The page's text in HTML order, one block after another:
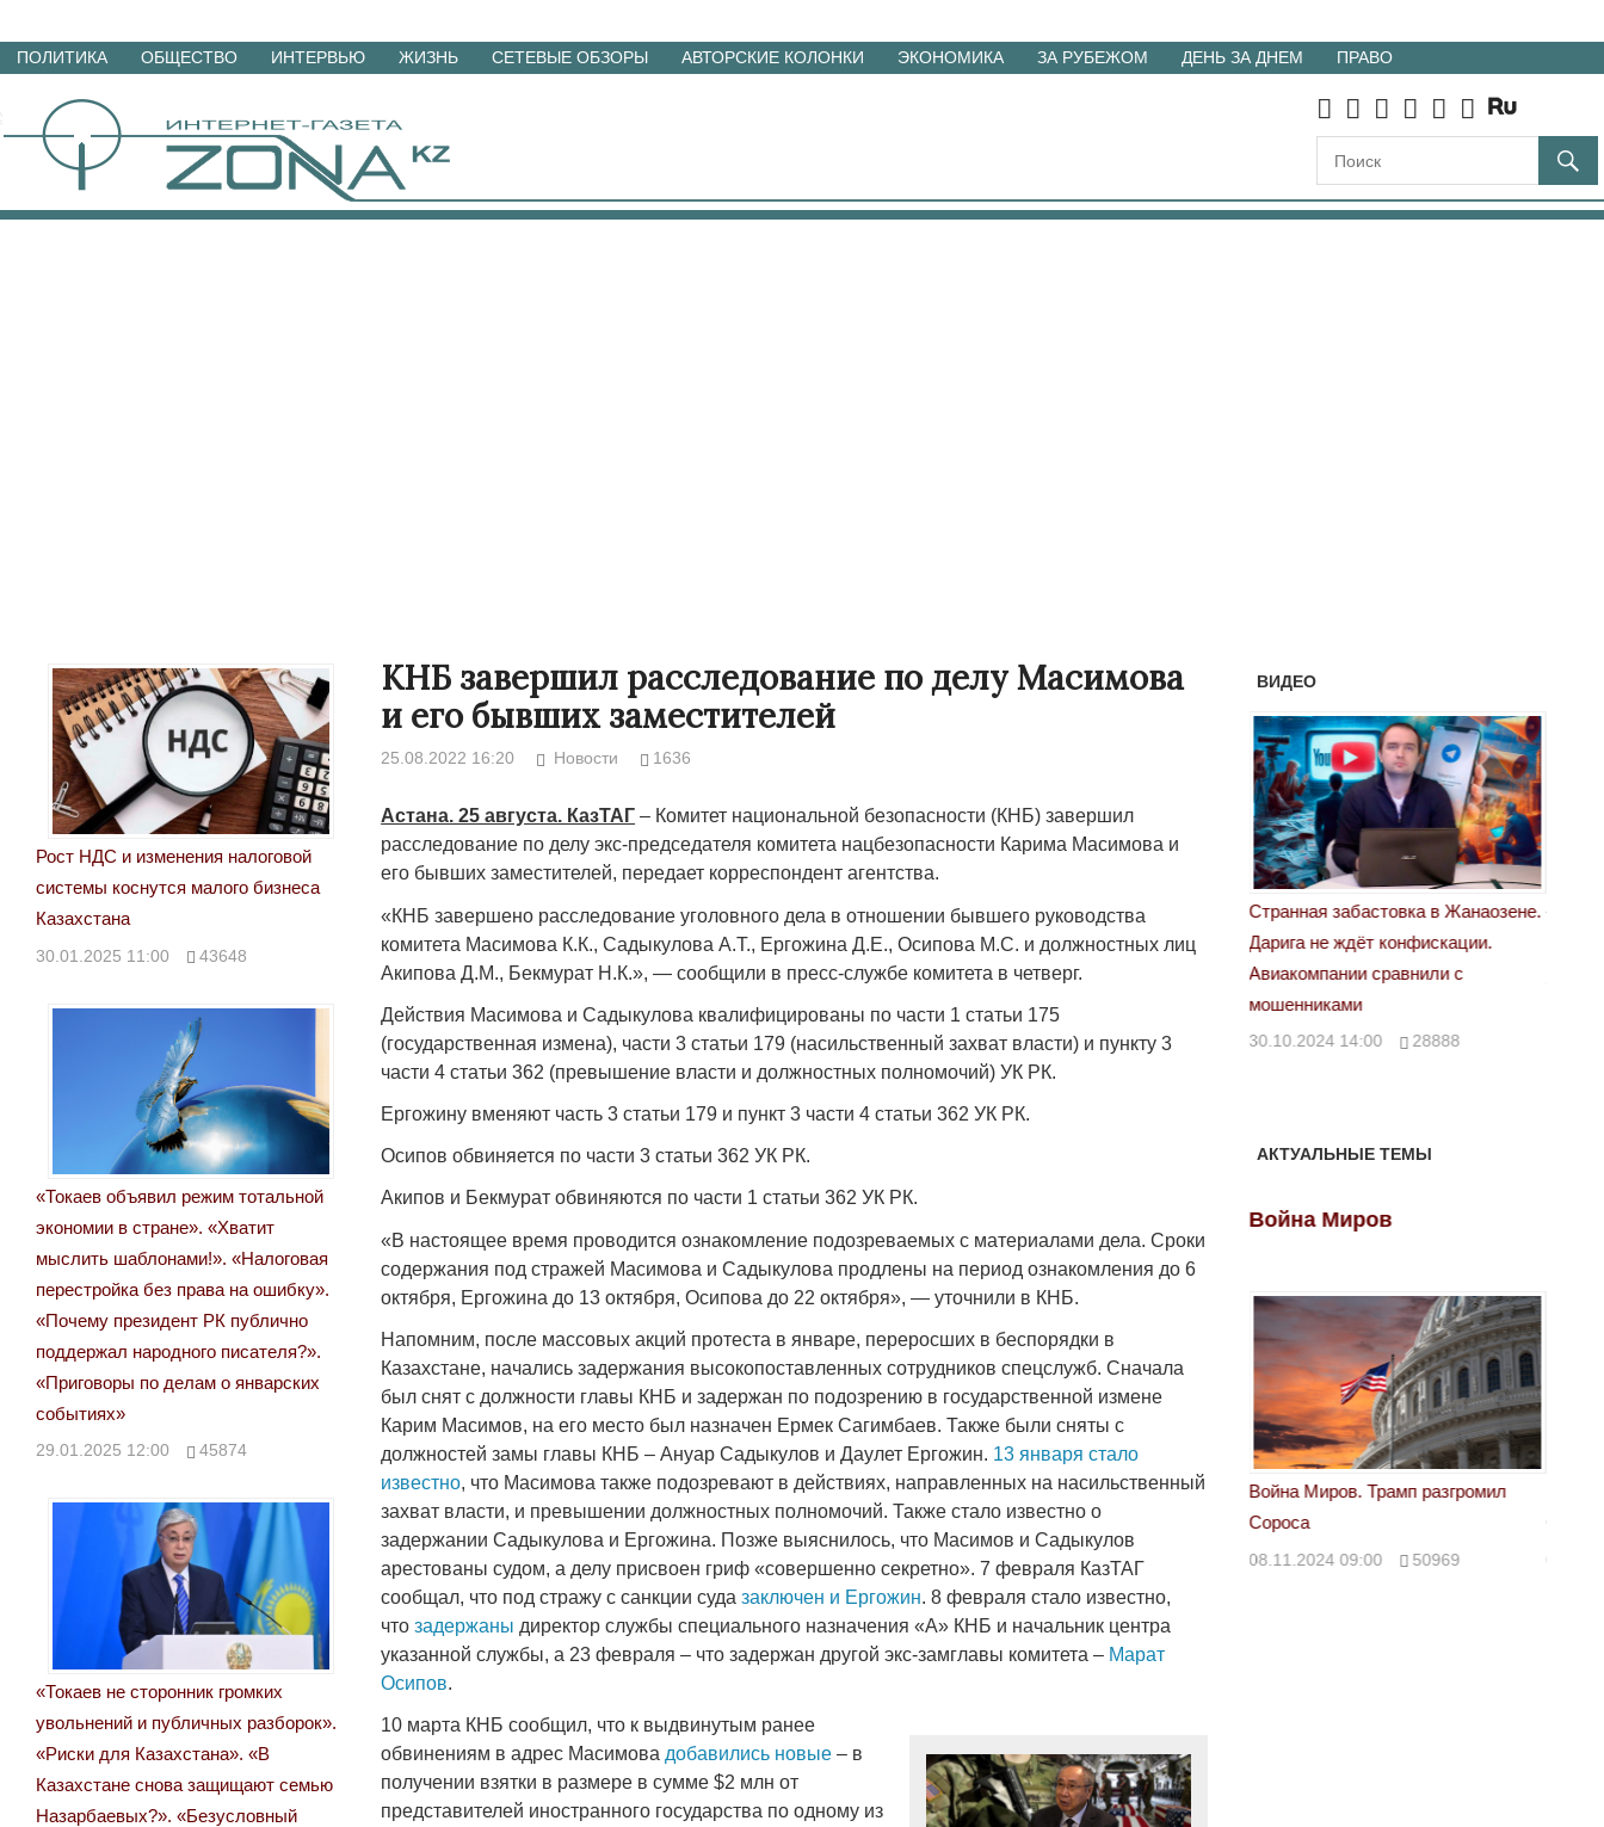
Перейти
материалам
ПОЛИТИКА ОБЩЕСТВО ИНТЕРВЬЮ ЖИЗНЬ СЕТЕВЫЕ ОБЗОРЫ АВТОРСКИЕ КОЛОНКИ ЭКОНОМИКА ЗА РУБЕЖОМ ДЕНЬ ЗА ДНЕМ ПРАВО
КНБ завершил расследование по делу Масимова
и его бывших заместителей
25.08.2022 16:20 Новости 1636
Астана. 25 августа. КазТАГ – Комитет национальной безопасности (КНБ) завершил
расследование по делу экс-председателя комитета нацбезопасности Карима Масимова и
его бывших заместителей, передает корреспондент агентства.
«КНБ завершено расследование уголовного дела в отношении бывшего руководства
комитета Масимова К.К., Садыкулова А.Т., Ергожина Д.Е., Осипова М.С. и должностных лиц
Акипова Д.М., Бекмурат Н.К.», — сообщили в пресс-службе комитета в четверг.
Действия Масимова и Садыкулова квалифицированы по части 1 статьи 175
(государственная измена), части 3 статьи 179 (насильственный захват власти) и пункту 3
части 4 статьи 362 (превышение власти и должностных полномочий) УК РК.
Ергожину вменяют часть 3 статьи 179 и пункт 3 части 4 статьи 362 УК РК.
Осипов обвиняется по части 3 статьи 362 УК РК.
Акипов и Бекмурат обвиняются по части 1 статьи 362 УК РК.
«В настоящее время проводится ознакомление подозреваемых с материалами дела. Сроки
содержания под стражей Масимова и Садыкулова продлены на период ознакомления до 6
октября, Ергожина до 13 октября, Осипова до 22 октября», — уточнили в КНБ.
Напомним, после массовых акций протеста в январе, переросших в беспорядки в
Казахстане, начались задержания высокопоставленных сотрудников спецслужб. Сначала
был снят с должности главы КНБ и задержан по подозрению в государственной измене
Карим Масимов, на его место был назначен Ермек Сагимбаев. Также были сняты с
должностей замы главы КНБ – Ануар Садыкулов и Даулет Ергожин. 13 января стало
известно, что Масимова также подозревают в действиях, направленных на насильственный
захват власти, и превышении должностных полномочий. Также стало известно о
задержании Садыкулова и Ергожина. Позже выяснилось, что Масимов и Садыкулов
арестованы судом, а делу присвоен гриф «совершенно секретно». 7 февраля КазТАГ
сообщал, что под стражу с санкции судазаключен и Ергожин. 8 февраля стало известно,
чтозадержаны директор службы специального назначения «А» КНБ и начальник центра
указанной службы, а 23 февраля – что задержан другой экс-замглавы комитета – Марат
Осипов.
10 марта КНБ сообщил, что к выдвинутым ранее
обвинениям в адрес Масимова добавились новые – в
получении взятки в размере в сумме $2 млн от
представителей иностранного государства по одному из
Рост НДС и изменения налоговой
системы коснутся малого бизнеса
Казахстана
30.01.2025 11:00 43648
«Токаев объявил режим тотальной
экономии в стране». «Хватит
мыслить шаблонами!». «Налоговая
перестройка без права на ошибку».
«Почему президент РК публично
поддержал народного писателя?».
«Приговоры по делам о январских
событиях»
29.01.2025 12:00 45874
«Токаев не сторонник громких
увольнений и публичных разборок».
«Риски для Казахстана». «В
Казахстане снова защищают семью
Назарбаевых?». «Безусловный
ВИДЕО
Народ выбрал свет
17.10.2024 17:00 29972
Странная забастовка в Жанаозене.
Дарига не ждёт конфискации.
Авиакомпании сравнили с
мошенниками
30.10.2024 14:00 28888
«Новый Казахстан не говорит всей
правды»
29.10.2024 09:00 39623
АКТУАЛЬНЫЕ ТЕМЫ
Война Миров. Трамп разгромил
Сороса
08.11.2024 09:00 50969
Война Миров
Война Миров. Трамп разгромил
Сороса
08.11.2024 09:00 50969